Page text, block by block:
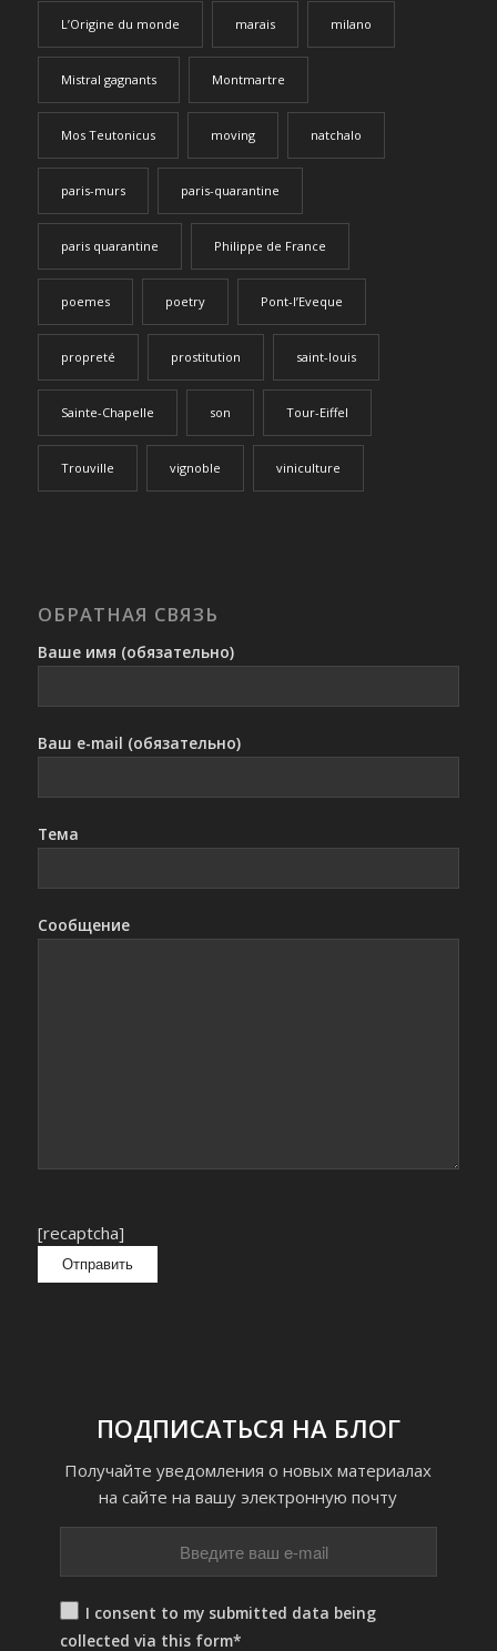
L’Origine du monde marais milano
Mistral gagnants Montmartre
Mos Teutonicus moving natchalo
paris-murs paris-quarantine
paris quarantine Philippe de France
poemes poetry Pont-l’Eveque
propreté prostitution saint-louis
Sainte-Chapelle son Tour-Eiffel
Trouville vignoble viniculture
ОБРАТНАЯ СВЯЗЬ
Ваше имя (обязательно)
Ваш e-mail (обязательно)
Тема
Сообщение
[recaptcha]
ПОДПИСАТЬСЯ НА БЛОГ
Получайте уведомления о новых материалах
на сайте на вашу электронную почту
I consent to my submitted data being
collected via this form*